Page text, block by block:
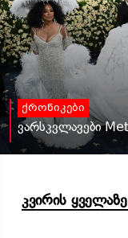
ქრონიკები
ვარსკვლავები
კვირის